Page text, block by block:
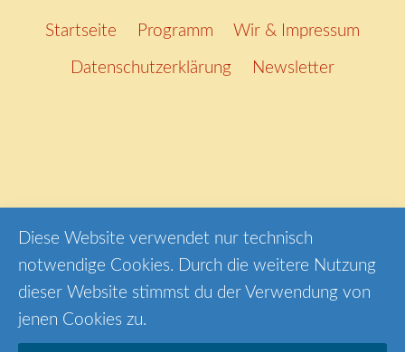
Startseite Programm Wir & Impressum
Datenschutzerklärung Newsletter
Diese Website verwendet nur technisch
notwendige Cookies. Durch die weitere Nutzung
dieser Website stimmst du der Verwendung von
jenen Cookies zu.